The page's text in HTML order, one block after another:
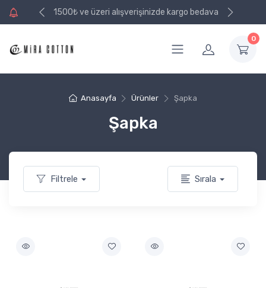
bedava 7/24 Müşteri Desteği sağlıyoruz
1500₺ ve üzeri alışverişinizde kargo bedava
0
Anasayfa Ürünler Şapka
Şapka
Filtrele Sırala